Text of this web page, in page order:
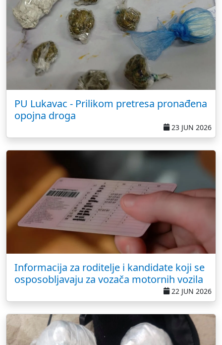
PU Lukavac - Prilikom pretresa pronađena
opojna droga
23 JUN 2026
Informacija za roditelje i kandidate koji se
osposobljavaju za vozača motornih vozila
22 JUN 2026